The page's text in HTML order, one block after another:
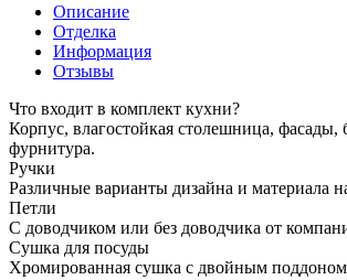
Описание
Отделка
Информация
Отзывы
Что входит в комплект кухни?
Корпус, влагостойкая столешница, фасады,
фурнитура.
Ручки
Различные варианты дизайна и материала
Петли
С доводчиком или без доводчика от
Сушка для посуды
Хромированная сушка с двойным поддоном